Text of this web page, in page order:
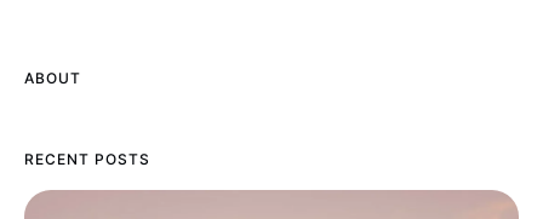
ABOUT
RECENT POSTS